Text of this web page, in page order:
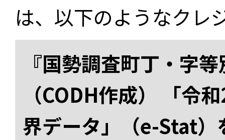
は、以下のようなクレ
『国勢調査町丁・字
（CODH作成） 「令
界データ」（e-Stat）